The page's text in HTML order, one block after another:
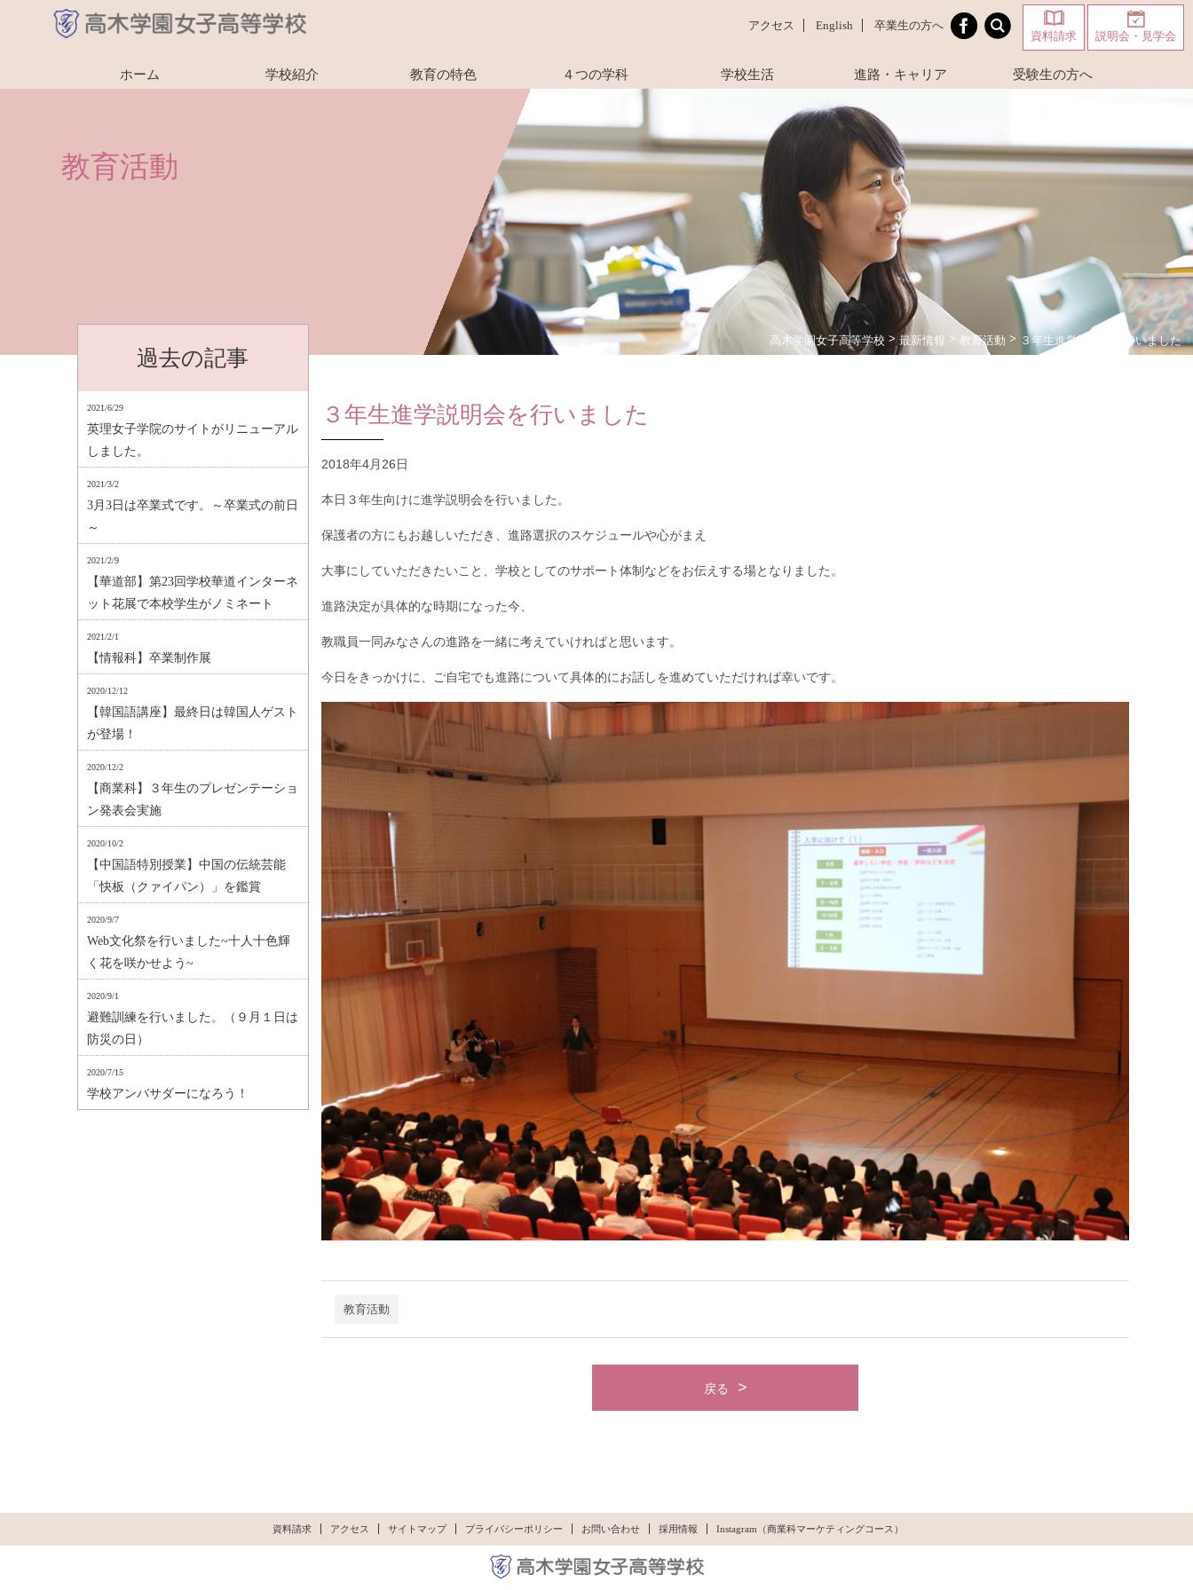
アクセス English
卒業生の方へ
資料請求
説明会・見学会
ホーム 学校紹介 教育の特色 ４つの学科 学校生活 進路・キャリア 受験生の方へ
教育活動
高木学園女子高等学校 > 最新情報 > 教育活動 > ３年生進学説明会を行いました
３年生進学説明会を行いました
2018年4月26日
本日３年生向けに進学説明会を行いました。
保護者の方にもお越しいただき、進路選択のスケジュールや心がまえ
大事にしていただきたいこと、学校としてのサポート体制などをお伝えする場となりました。
進路決定が具体的な時期になった今、
教職員一同みなさんの進路を一緒に考えていければと思います。
今日をきっかけに、ご自宅でも進路について具体的にお話しを進めていただければ幸いです。
教育活動
戻る
過去の記事
2021/6/29
英理女子学院のサイトがリニューアル
しました。
2021/3/2
3月3日は卒業式です。～卒業式の前日
～
2021/2/9
【華道部】第23回学校華道インターネ
ット花展で本校学生がノミネート
2021/2/1
【情報科】卒業制作展
2020/12/12
【韓国語講座】最終日は韓国人ゲスト
が登場！
2020/12/2
【商業科】３年生のプレゼンテーショ
ン発表会実施
2020/10/2
【中国語特別授業】中国の伝統芸能
「快板（クァイパン）」を鑑賞
2020/9/7
Web文化祭を行いました~十人十色輝
く花を咲かせよう~
2020/9/1
避難訓練を行いました。（９月１日は
防災の日）
2020/7/15
学校アンバサダーになろう！
資料請求 アクセス サイトマップ プライバシーポリシー お問い合わせ 採用情報 Instagram（商業科マーケティングコース）